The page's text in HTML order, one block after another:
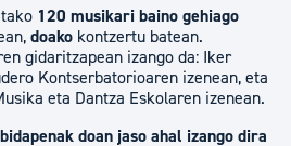
120 musikari baino gehiago
doako kontzertu batean.
gidaritzapean izango da: Iker
Kontserbatorioaren izenean, eta
eta Dantza Eskolaren izenean.
doan jaso ahal izango dira